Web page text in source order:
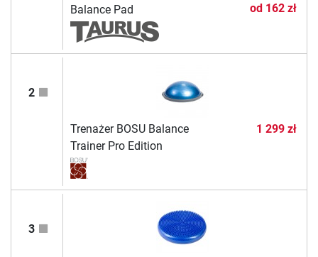
Balance Pad
od 162 zł
2
Trenażer BOSU Balance
Trainer Pro Edition
1 299 zł
3